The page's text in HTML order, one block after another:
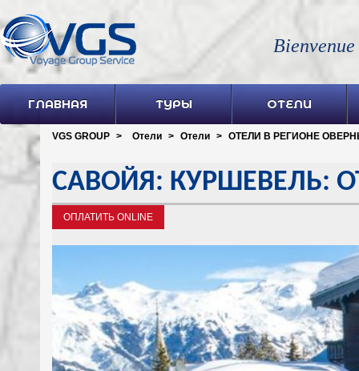
ГЛАВНАЯ ТУРЫ ОТЕЛИ
VGS GROUP > Отели > Отели > ОТЕЛИ В РЕГИОНЕ
САВОЙЯ: КУРШЕВЕЛЬ:
ОПЛАТИТЬ ONLINE